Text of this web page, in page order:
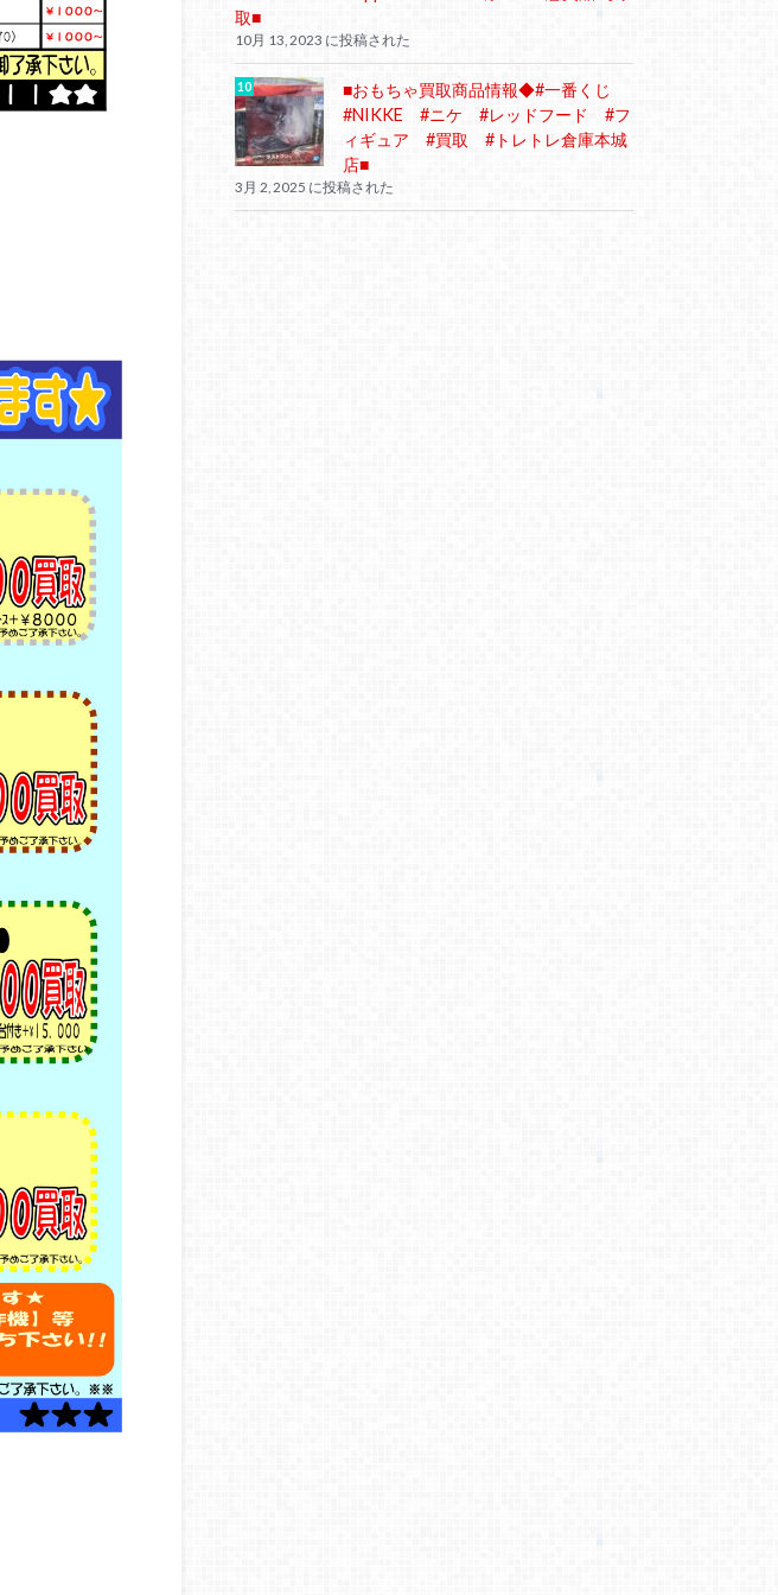
取■
10月 13, 2023 に投稿された
■おもちゃ買取商品情報◆#一番くじ
#NIKKE #ニケ #レッドフード #フ
ィギュア #買取 #トレトレ倉庫本城
店■
3月 2, 2025 に投稿された